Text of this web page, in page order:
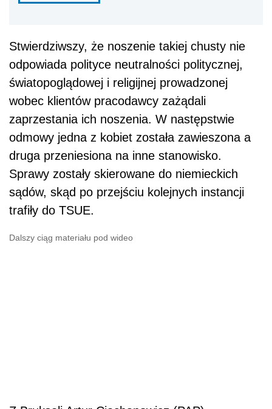
Stwierdziwszy, że noszenie takiej chusty nie
odpowiada polityce neutralności politycznej,
światopoglądowej i religijnej prowadzonej
wobec klientów pracodawcy zażądali
zaprzestania ich noszenia. W następstwie
odmowy jedna z kobiet została zawieszona a
druga przeniesiona na inne stanowisko.
Sprawy zostały skierowane do niemieckich
sądów, skąd po przejściu kolejnych instancji
trafiły do TSUE.
Dalszy ciąg materiału pod wideo